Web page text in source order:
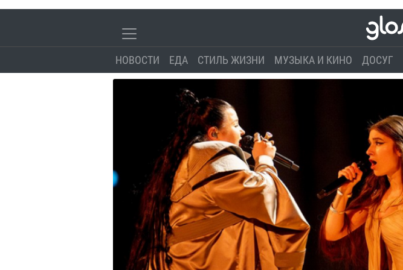
НОВОСТИ ЕДА СТИЛЬ ЖИЗНИ МУЗЫКА И КИНО ДОСУГ